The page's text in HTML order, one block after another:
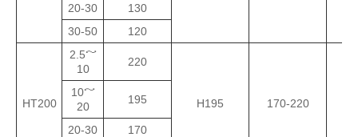
20-30
130
30-50
120
HT200
2.5～
10
220
H195 170-220
10～
20
195
20-30
170